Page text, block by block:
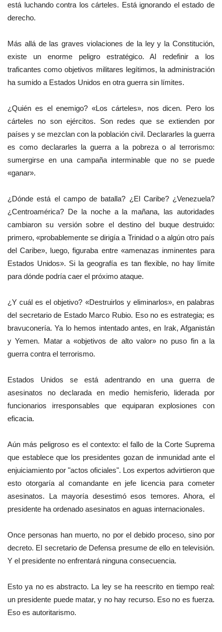
está luchando contra los cárteles. Está ignorando el estado de
derecho.
Más allá de las graves violaciones de la ley y la Constitución,
existe un enorme peligro estratégico. Al redefinir a los
traficantes como objetivos militares legítimos, la administración
ha sumido a Estados Unidos en otra guerra sin límites.
¿Quién es el enemigo? «Los cárteles», nos dicen. Pero los
cárteles no son ejércitos. Son redes que se extienden por
países y se mezclan con la población civil. Declararles la guerra
es como declararles la guerra a la pobreza o al terrorismo:
sumergirse en una campaña interminable que no se puede
«ganar».
¿Dónde está el campo de batalla? ¿El Caribe? ¿Venezuela?
¿Centroamérica? De la noche a la mañana, las autoridades
cambiaron su versión sobre el destino del buque destruido:
primero, «probablemente se dirigía a Trinidad o a algún otro país
del Caribe», luego, figuraba entre «amenazas inminentes para
Estados Unidos». Si la geografía es tan flexible, no hay límite
para dónde podría caer el próximo ataque.
¿Y cuál es el objetivo? «Destruirlos y eliminarlos», en palabras
del secretario de Estado Marco Rubio. Eso no es estrategia; es
bravuconería. Ya lo hemos intentado antes, en Irak, Afganistán
y Yemen. Matar a «objetivos de alto valor» no puso fin a la
guerra contra el terrorismo.
Estados Unidos se está adentrando en una guerra de
asesinatos no declarada en medio hemisferio, liderada por
funcionarios irresponsables que equiparan explosiones con
eficacia.
Aún más peligroso es el contexto: el fallo de la Corte Suprema
que establece que los presidentes gozan de inmunidad ante el
enjuiciamiento por "actos oficiales". Los expertos advirtieron que
esto otorgaría al comandante en jefe licencia para cometer
asesinatos. La mayoría desestimó esos temores. Ahora, el
presidente ha ordenado asesinatos en aguas internacionales.
Once personas han muerto, no por el debido proceso, sino por
decreto. El secretario de Defensa presume de ello en televisión.
Y el presidente no enfrentará ninguna consecuencia.
Esto ya no es abstracto. La ley se ha reescrito en tiempo real:
un presidente puede matar, y no hay recurso. Eso no es fuerza.
Eso es autoritarismo.